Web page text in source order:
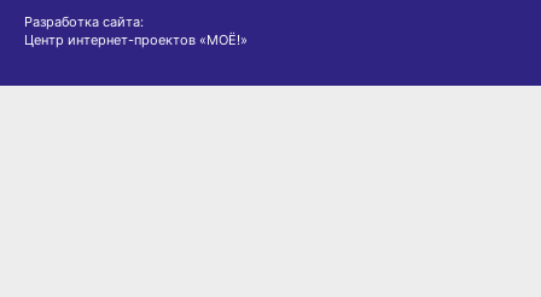
Разработка сайта:
Центр интернет-проектов «МОЁ!»